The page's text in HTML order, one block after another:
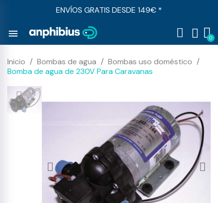
ENVÍOS GRATIS DESDE 149€ *
menu
Inicio Bombas de agua
Bombas uso doméstico
Bomba de agua de 230V Para Caravanas